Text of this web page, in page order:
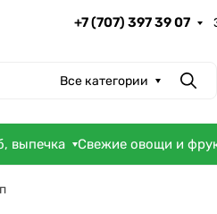
+7 (707) 397 39 07
Все категории
выпечка Свежие овощи и